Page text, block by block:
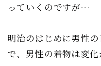
っていくのですが…
明治のはじめに男性
で、男性の着物は変化